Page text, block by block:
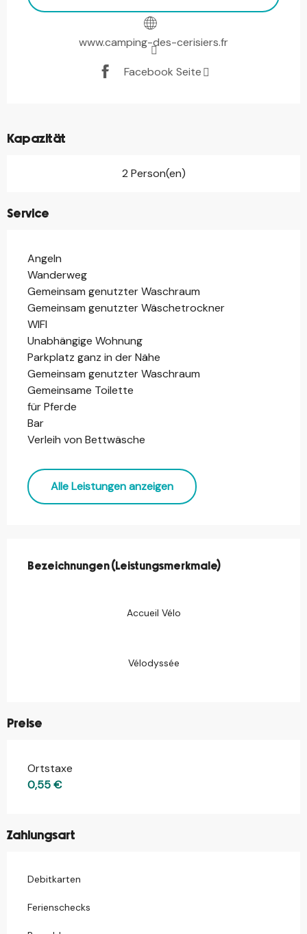
www.camping-des-cerisiers.fr
Facebook Seite
Kapazität
2 Person(en)
Service
Angeln
Wanderweg
Gemeinsam genutzter Waschraum
Gemeinsam genutzter Wäschetrockner
WIFI
Unabhängige Wohnung
Parkplatz ganz in der Nähe
Gemeinsam genutzter Waschraum
Gemeinsame Toilette
für Pferde
Bar
Verleih von Bettwäsche
Alle Leistungen anzeigen
Bezeichnungen (Leistungsmerkmale)
Bezeichnungen (Leistungsmerkmale)
Accueil Vélo
Vélodyssée
Preise
Preise 2026
Ortstaxe
0,55 €
Zahlungsart
Debitkarten
Ferienschecks